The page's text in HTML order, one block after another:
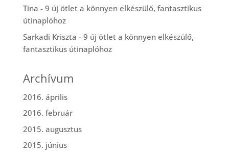
Tina - 9 új ötlet a könnyen elkészülő, fantasztikus
útinaplóhoz
Sarkadi Kriszta - 9 új ötlet a könnyen elkészülő,
fantasztikus útinaplóhoz
Archívum
2016. április
2016. február
2015. augusztus
2015. június